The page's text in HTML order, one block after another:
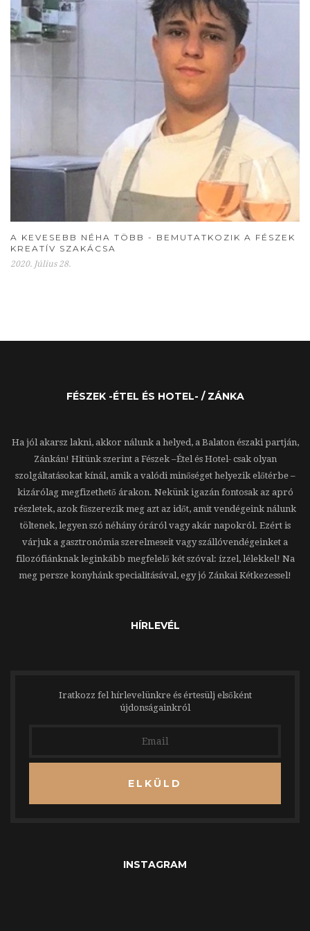
A KEVESEBB NÉHA TÖBB - BEMUTATKOZIK A FÉSZEK
KREATÍV SZAKÁCSA
2020. Július 28.
FÉSZEK -ÉTEL ÉS HOTEL- / ZÁNKA
Ha jól akarsz lakni, akkor nálunk a helyed, a Balaton északi partján,
Zánkán! Hitünk szerint a Fészek –Étel és Hotel- csak olyan
szolgáltatásokat kínál, amik a valódi minőséget helyezik előtérbe –
kizárólag megfizethető árakon. Nekünk igazán fontosak az apró
részletek, azok fűszerezik meg azt az időt, amit vendégeink nálunk
töltenek, legyen szó néhány óráról vagy akár napokról. Ezért is
várjuk a gasztronómia szerelmeseit vagy szállóvendégeinket a
filozófiánknak leginkább megfelelő két szóval: ízzel, lélekkel! Na
meg persze konyhánk specialitásával, egy jó Zánkai Kétkezessel!
HÍRLEVÉL
Iratkozz fel hírlevelünkre és értesülj elsőként
újdonságainkról
ELKÜLD
INSTAGRAM